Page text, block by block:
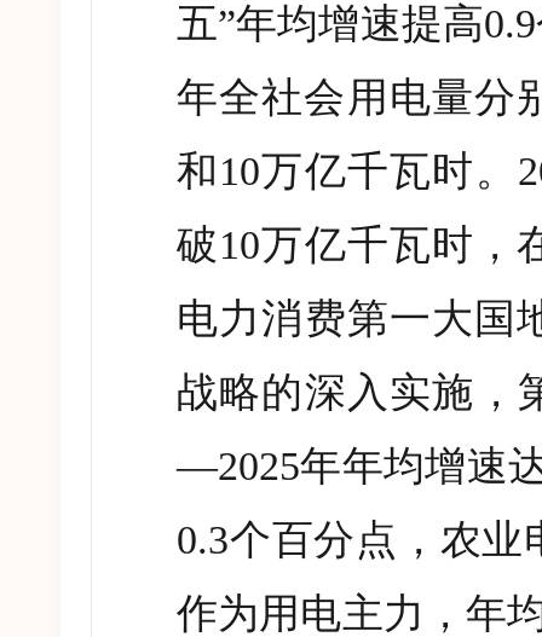
五”年均增速提高0.9
年全社会用电量分
和10万亿千瓦时。
破10万亿千瓦时，
电力消费第一大国
战略的深入实施，
—2025年年均增速
0.3个百分点，农业
作为用电主力，年